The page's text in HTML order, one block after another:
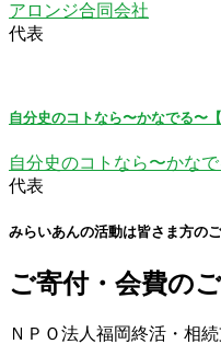
アロンジ合同会社
代表
自分史のコトなら〜かなでる〜【
自分史のコトなら〜かな
代表
みらいあんの活動は皆さま方の
ご寄付・会費の
ＮＰＯ法人福岡終活・相